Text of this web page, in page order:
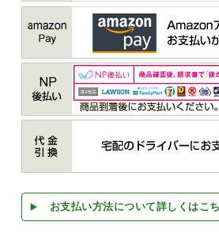
お支払い方法について詳しくはこ